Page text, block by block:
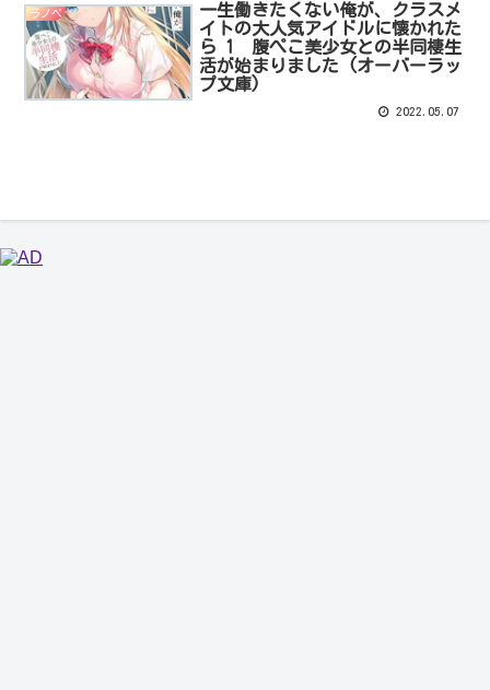
ラノベ
一生働きたくない俺が、クラスメ
イトの大人気アイドルに懐かれた
ら 1 腹ぺこ美少女との半同棲生
活が始まりました (オーバーラッ
プ文庫)
2022.05.07